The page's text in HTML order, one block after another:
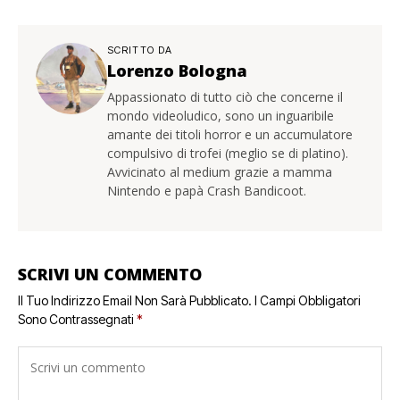
SCRITTO DA
Lorenzo Bologna
Appassionato di tutto ciò che concerne il
mondo videoludico, sono un inguaribile
amante dei titoli horror e un accumulatore
compulsivo di trofei (meglio se di platino).
Avvicinato al medium grazie a mamma
Nintendo e papà Crash Bandicoot.
SCRIVI UN COMMENTO
Il Tuo Indirizzo Email Non Sarà Pubblicato. I Campi Obbligatori
Sono Contrassegnati *